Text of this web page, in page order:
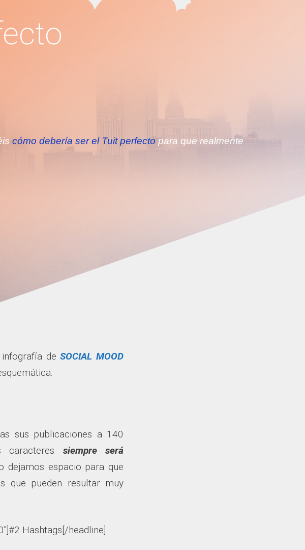
cómo debería ser el Tuit perfecto para que realmente
infografía deSOCIAL MOOD
sus publicaciones a 140
caracteres siempre será
dejamos espacio para que
que pueden resultar muy
Hashtags[/headline]